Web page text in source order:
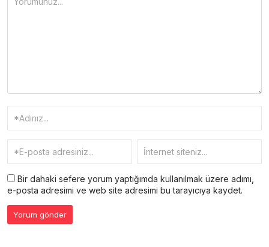
Bir dahaki sefere yorum yaptığımda kullanılmak üzere adımı,
e-posta adresimi ve web site adresimi bu tarayıcıya kaydet.